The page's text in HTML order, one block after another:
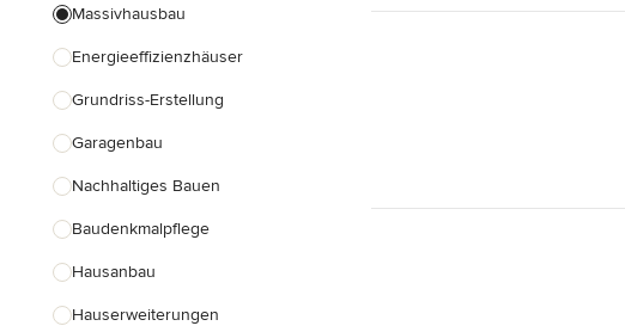
Massivhausbau
Energieeffizienzhäuser
Grundriss-Erstellung
Garagenbau
Nachhaltiges Bauen
Baudenkmalpflege
Hausanbau
Hauserweiterungen